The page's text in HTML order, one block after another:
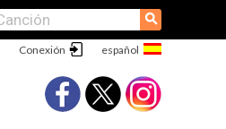
⚲
Conexión